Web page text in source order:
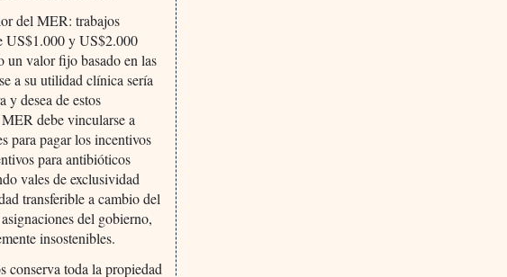
del MER: trabajos
US$1.000 y US$2.000
un valor fijo basado en las
a su utilidad clínica sería
y desea de estos
debe vincularse a
para pagar los incentivos
para antibióticos
vales de exclusividad
transferible a cambio del
del gobierno,
insostenibles.
conserva toda la propiedad